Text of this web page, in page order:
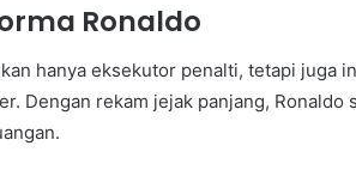
Ronaldo
hanya eksekutor penalti, tetapi juga
Dengan rekam jejak panjang,